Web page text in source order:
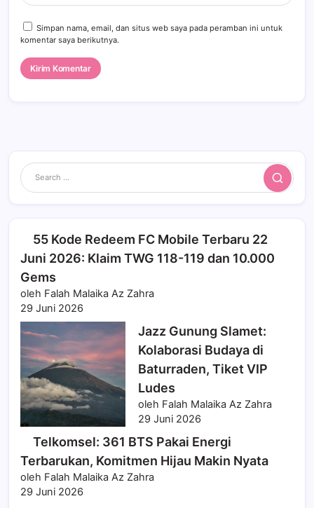
Simpan nama, email, dan situs web saya pada peramban ini untuk
komentar saya berikutnya.
Search
55 Kode Redeem FC Mobile Terbaru 22
Juni 2026: Klaim TWG 118-119 dan 10.000
Gems
oleh Falah Malaika Az Zahra
29 Juni 2026
Jazz Gunung Slamet:
Kolaborasi Budaya di
Baturraden, Tiket VIP
Ludes
oleh Falah Malaika Az Zahra
29 Juni 2026
Telkomsel: 361 BTS Pakai Energi
Terbarukan, Komitmen Hijau Makin Nyata
oleh Falah Malaika Az Zahra
29 Juni 2026